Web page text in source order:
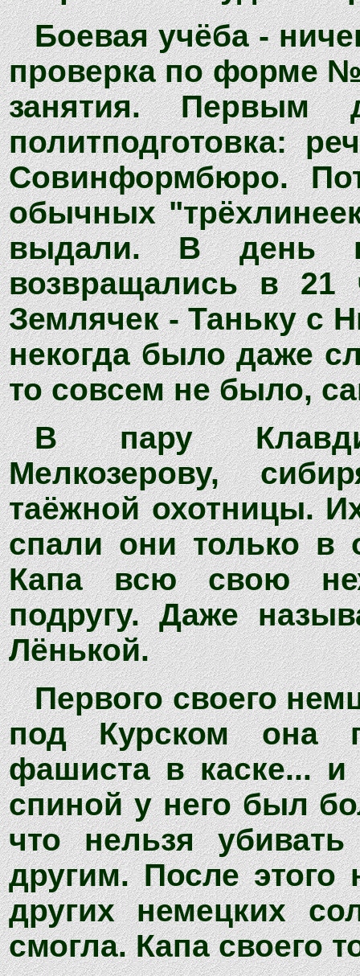
Боевая учёба -
проверка по форме №
занятия.
политподготовка:
Совинформбюро.
обычных
выдали. В день
возвращались в 21
Землячек - Таньку с
некогда было даже
то совсем не было,
В пару
Мелкозерову,
таёжной охотницы.
спали они только в
Капа всю свою
подругу. Даже
Лёнькой.
Первого своего
под Курском она
фашиста в каске... и
спиной у него был
что нельзя
другим. После этого
других немецких
смогла. Капа своего